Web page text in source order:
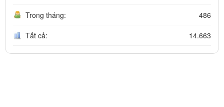
Trong tháng: 486
Tất cả: 14.663